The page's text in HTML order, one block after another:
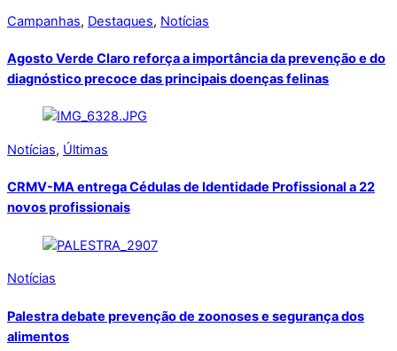
Campanhas, Destaques, Notícias
Agosto Verde Claro reforça a importância da prevenção e do
diagnóstico precoce das principais doenças felinas
Notícias, Últimas
CRMV-MA entrega Cédulas de Identidade Profissional a 22
novos profissionais
Notícias
Palestra debate prevenção de zoonoses e segurança dos
alimentos